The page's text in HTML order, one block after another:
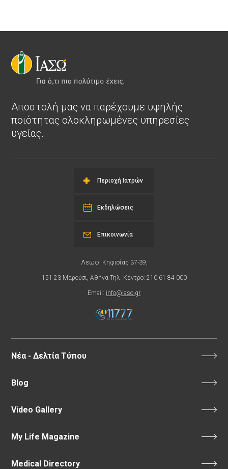
Αποστολή μας να παρέχουμε υψηλής
ποιότητας ολοκληρωμένες υπηρεσίες
υγείας.
Περιοχή Ιατρών
Εκδηλώσεις
Λεωφ. Κηφισίας 37-39,
151 23 Μαρούσι, Αθήνα Τηλ. Κέντρο: 210 61 84 000
Email: info@iaso.gr
Επικοινωνία
Νέα - Δελτία Τύπου
Blog
Video Gallery
My Life Magazine
Medical Directory